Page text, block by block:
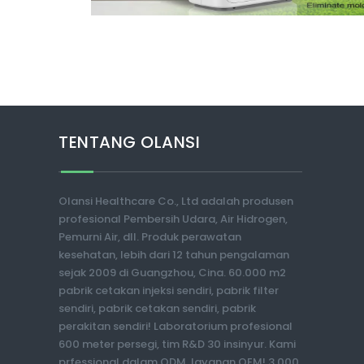
TENTANG OLANSI
Olansi Healthcare Co., Ltd adalah produsen
profesional Pembersih Udara, Air Hidrogen,
Pemurni Air, dll. Produk perawatan
kesehatan, lebih dari 12 tahun pengalaman
sejak 2009 di Guangzhou, Cina. 60.000 m2
pabrik cetakan injeksi sendiri, pabrik filter
sendiri, pabrik cetakan sendiri, pabrik
perakitan sendiri! Laboratorium profesional
600 meter persegi, tim R&D 30 insinyur. Kami